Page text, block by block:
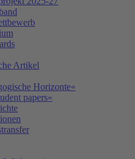
Artikel
Horizonte«
papers«